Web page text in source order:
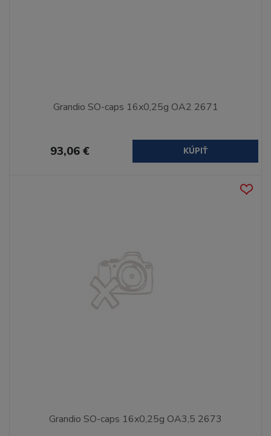
Grandio SO-caps 16x0,25g OA2 2671
93,06 € KÚPIŤ
Grandio SO-caps 16x0,25g OA3,5 2673